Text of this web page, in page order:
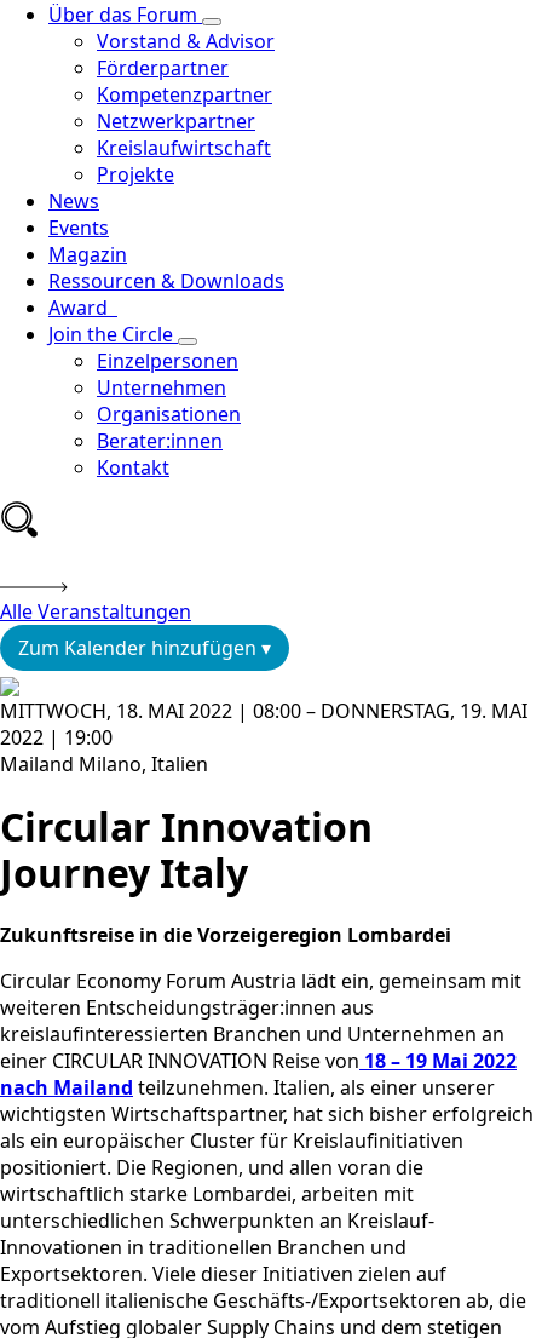
Über das Forum
Vorstand & Advisor
Förderpartner
Kompetenzpartner
Netzwerkpartner
Kreislaufwirtschaft
Projekte
News
Events
Magazin
Ressourcen & Downloads
Award
Join the Circle
Einzelpersonen
Unternehmen
Organisationen
Berater:innen
Kontakt
Alle Veranstaltungen
Zum Kalender hinzufügen ▾
MITTWOCH, 18. MAI 2022 | 08:00 – DONNERSTAG, 19. MAI
2022 | 19:00
Mailand Milano, Italien
Circular Innovation
Journey Italy
Zukunftsreise in die Vorzeigeregion Lombardei
Circular Economy Forum Austria lädt ein, gemeinsam mit
weiteren Entscheidungsträger:innen aus
kreislaufinteressierten Branchen und Unternehmen an
einer CIRCULAR INNOVATION Reise von 18 – 19 Mai 2022
nach Mailand teilzunehmen. Italien, als einer unserer
wichtigsten Wirtschaftspartner, hat sich bisher erfolgreich
als ein europäischer Cluster für Kreislaufinitiativen
positioniert. Die Regionen, und allen voran die
wirtschaftlich starke Lombardei, arbeiten mit
unterschiedlichen Schwerpunkten an Kreislauf-
Innovationen in traditionellen Branchen und
Exportsektoren. Viele dieser Initiativen zielen auf
traditionell italienische Geschäfts-/Exportsektoren ab, die
vom Aufstieg globaler Supply Chains und dem stetigen